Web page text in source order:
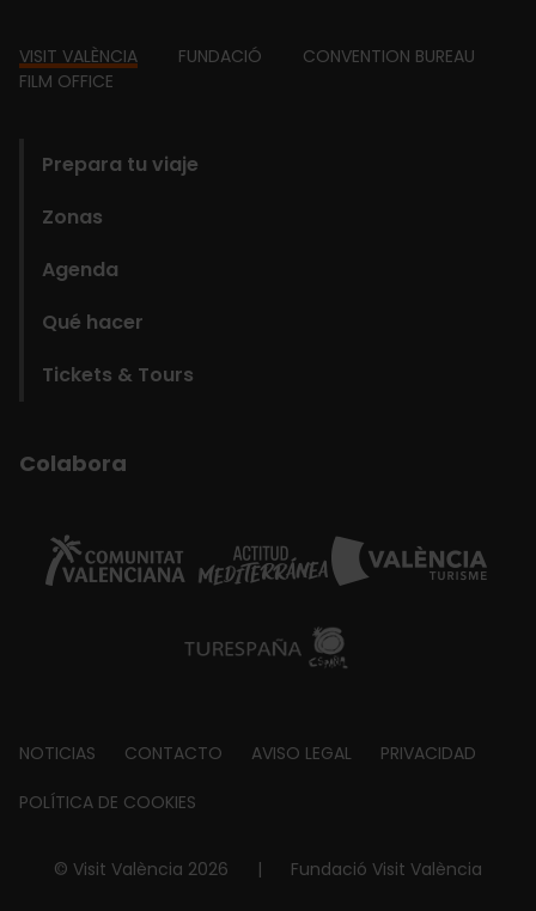
Footer
VISIT VALÈNCIA FUNDACIÓ
CONVENTION BUREAU
FILM OFFICE
Prepara tu viaje
Zonas
Agenda
Qué hacer
Tickets & Tours
Colabora
Footer
about
NOTICIAS CONTACTO AVISO LEGAL PRIVACIDAD
POLÍTICA DE COOKIES
© Visit València 2026 | Fundació Visit València